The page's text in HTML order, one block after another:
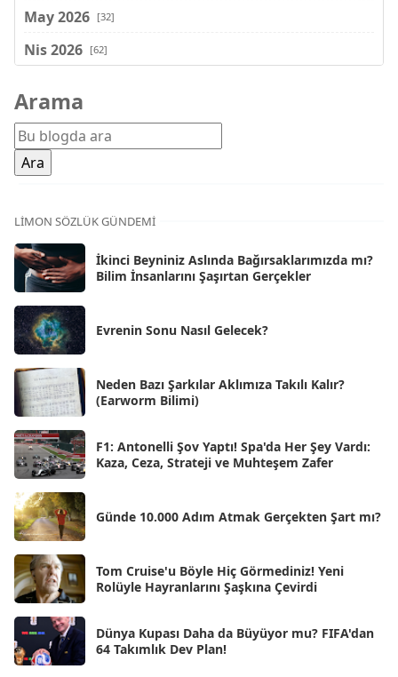
May 2026 [32]
Nis 2026 [62]
Şub 2026
Oca 2026 [72]
Ara 2025
Kas 2025
Eki 2025
Eyl 2025 [56]
Ağu 2025
Tem 2025
Haz 2025
May 2025 [54]
Nis 2025 [56]
Mar 2025
Şub 2025
Oca 2025
Ara 2024 [25]
Kas 2024
Eki 2024 [46]
Eyl 2024
Arama
LIMON SÖZLÜK GÜNDEMI
İkinci Beyniniz Aslında Bağırsaklarımızda mı?
Bilim İnsanlarını Şaşırtan Gerçekler
Evrenin Sonu Nasıl Gelecek?
Neden Bazı Şarkılar Aklımıza Takılı Kalır?
(Earworm Bilimi)
F1: Antonelli Şov Yaptı! Spa'da Her Şey Vardı:
Kaza, Ceza, Strateji ve Muhteşem Zafer
Günde 10.000 Adım Atmak Gerçekten Şart mı?
Tom Cruise'u Böyle Hiç Görmediniz! Yeni
Rolüyle Hayranlarını Şaşkına Çevirdi
Dünya Kupası Daha da Büyüyor mu? FIFA'dan
64 Takımlık Dev Plan!